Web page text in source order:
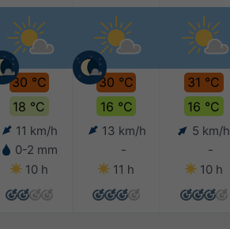
30 °C
18 °C
11 km/h
0-2 mm
10 h
30 °C
16 °C
13 km/h
-
11 h
31 °C
16 °C
5 km/h
-
10 h